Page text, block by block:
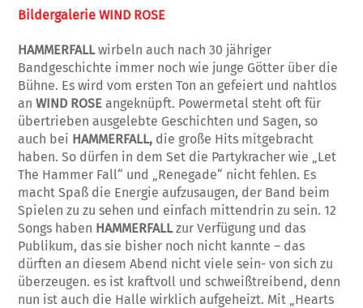
Bildergalerie WIND ROSE
HAMMERFALLwirbeln auch nach 30 jähriger
Bandgeschichte immer noch wie junge Götter über die
Bühne. Es wird vom ersten Ton an gefeiert und nahtlos
anWIND ROSEangeknüpft. Powermetal steht oft für
übertrieben ausgelebte Geschichten und Sagen, so
auch bei HAMMERFALL, die große Hits mitgebracht
haben. So dürfen in dem Set die Partykracher wie „Let
The Hammer Fall“ und „Renegade“ nicht fehlen. Es
macht Spaß die Energie aufzusaugen, der Band beim
Spielen zu zu sehen und einfach mittendrin zu sein. 12
Songs haben HAMMERFALLzur Verfügung und das
Publikum, das sie bisher noch nicht kannte – das
dürften an diesem Abend nicht viele sein- von sich zu
überzeugen. es ist kraftvoll und schweißtreibend, denn
nun ist auch die Halle wirklich aufgeheizt. Mit „Hearts